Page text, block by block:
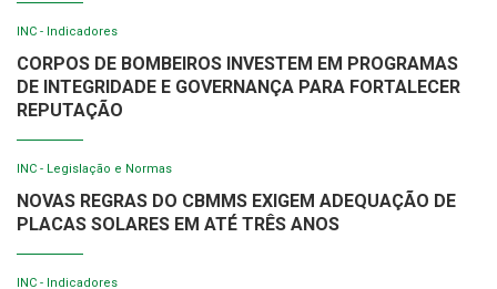
INC - Indicadores
CORPOS DE BOMBEIROS INVESTEM EM PROGRAMAS
DE INTEGRIDADE E GOVERNANÇA PARA FORTALECER
REPUTAÇÃO
INC - Legislação e Normas
NOVAS REGRAS DO CBMMS EXIGEM ADEQUAÇÃO DE
PLACAS SOLARES EM ATÉ TRÊS ANOS
INC - Indicadores